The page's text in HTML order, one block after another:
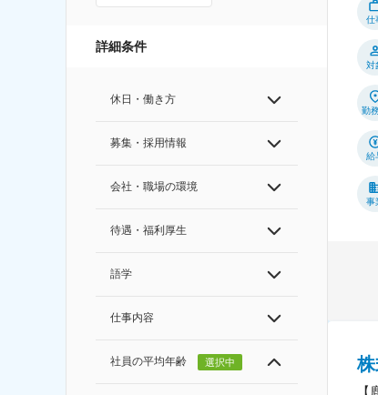
詳細条件
休日・働き方
募集・採用情報
会社・職場の環境
待遇・福利厚生
語学
仕事内容
社員の平均年齢 選択中
仕
対
勤
給
事